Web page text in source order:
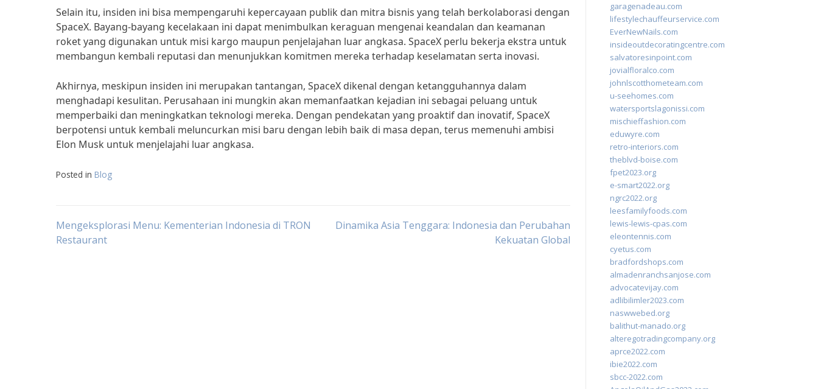
Selain itu, insiden ini bisa mempengaruhi kepercayaan publik dan mitra bisnis yang telah berkolaborasi dengan
SpaceX. Bayang-bayang kecelakaan ini dapat menimbulkan keraguan mengenai keandalan dan keamanan
roket yang digunakan untuk misi kargo maupun penjelajahan luar angkasa. SpaceX perlu bekerja ekstra untuk
membangun kembali reputasi dan menunjukkan komitmen mereka terhadap keselamatan serta inovasi.
Akhirnya, meskipun insiden ini merupakan tantangan, SpaceX dikenal dengan ketangguhannya dalam
menghadapi kesulitan. Perusahaan ini mungkin akan memanfaatkan kejadian ini sebagai peluang untuk
memperbaiki dan meningkatkan teknologi mereka. Dengan pendekatan yang proaktif dan inovatif, SpaceX
berpotensi untuk kembali meluncurkan misi baru dengan lebih baik di masa depan, terus memenuhi ambisi
Elon Musk untuk menjelajahi luar angkasa.
Posted in Blog
Post
Mengeksplorasi Menu: Kementerian Indonesia di TRON
Restaurant
Dinamika Asia Tenggara: Indonesia dan Perubahan
Kekuatan Global
garagenadeau.com
lifestylechauffeurservice.com
EverNewNails.com
insideoutdecoratingcentre.com
salvatoresinpoint.com
jovialfloralco.com
johnlscotthometeam.com
u-seehomes.com
watersportslagonissi.com
mischieffashion.com
eduwyre.com
retro-interiors.com
theblvd-boise.com
fpet2023.org
e-smart2022.org
ngrc2022.org
leesfamilyfoods.com
lewis-lewis-cpas.com
eleontennis.com
cyetus.com
bradfordshops.com
almadenranchsanjose.com
advocatevijay.com
adlibilimler2023.com
naswwebed.org
balithut-manado.org
alteregotradingcompany.org
aprce2022.com
ibie2022.com
sbcc-2022.com